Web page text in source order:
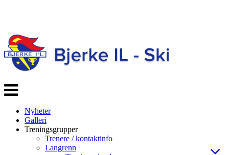
Veksle
navigasjon
Nyheter
Galleri
Treningsgrupper
Trenere / kontaktinfo
Langrenn